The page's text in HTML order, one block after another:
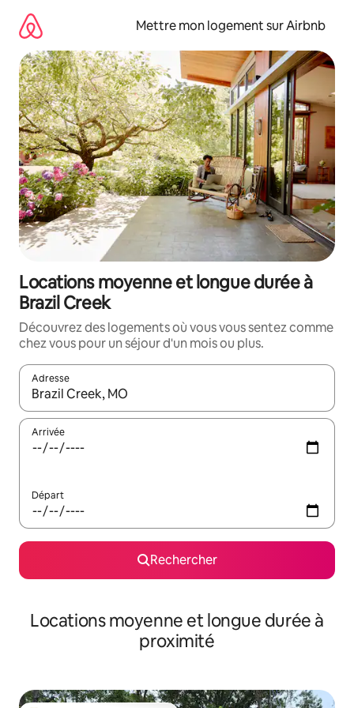
directement
contenu
Mettre mon logement sur Airbnb
Locations moyenne et longue durée à
Brazil Creek
Découvrez des logements où vous vous sentez comme
chez vous pour un séjour d'un mois ou plus.
Adresse
Lorsque les résultats s'affichent, utilisez les flèches vers le
Arrivée
Départ
Rechercher
Locations moyenne et longue durée à
proximité